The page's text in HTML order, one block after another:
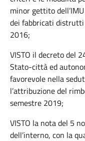
minor gettito
dei fabbricati
2016;
VISTO il decreto del
Stato-città ed
favorevole nella
l’attribuzione del
semestre 2019;
VISTO la nota del 5
dell’interno, con la